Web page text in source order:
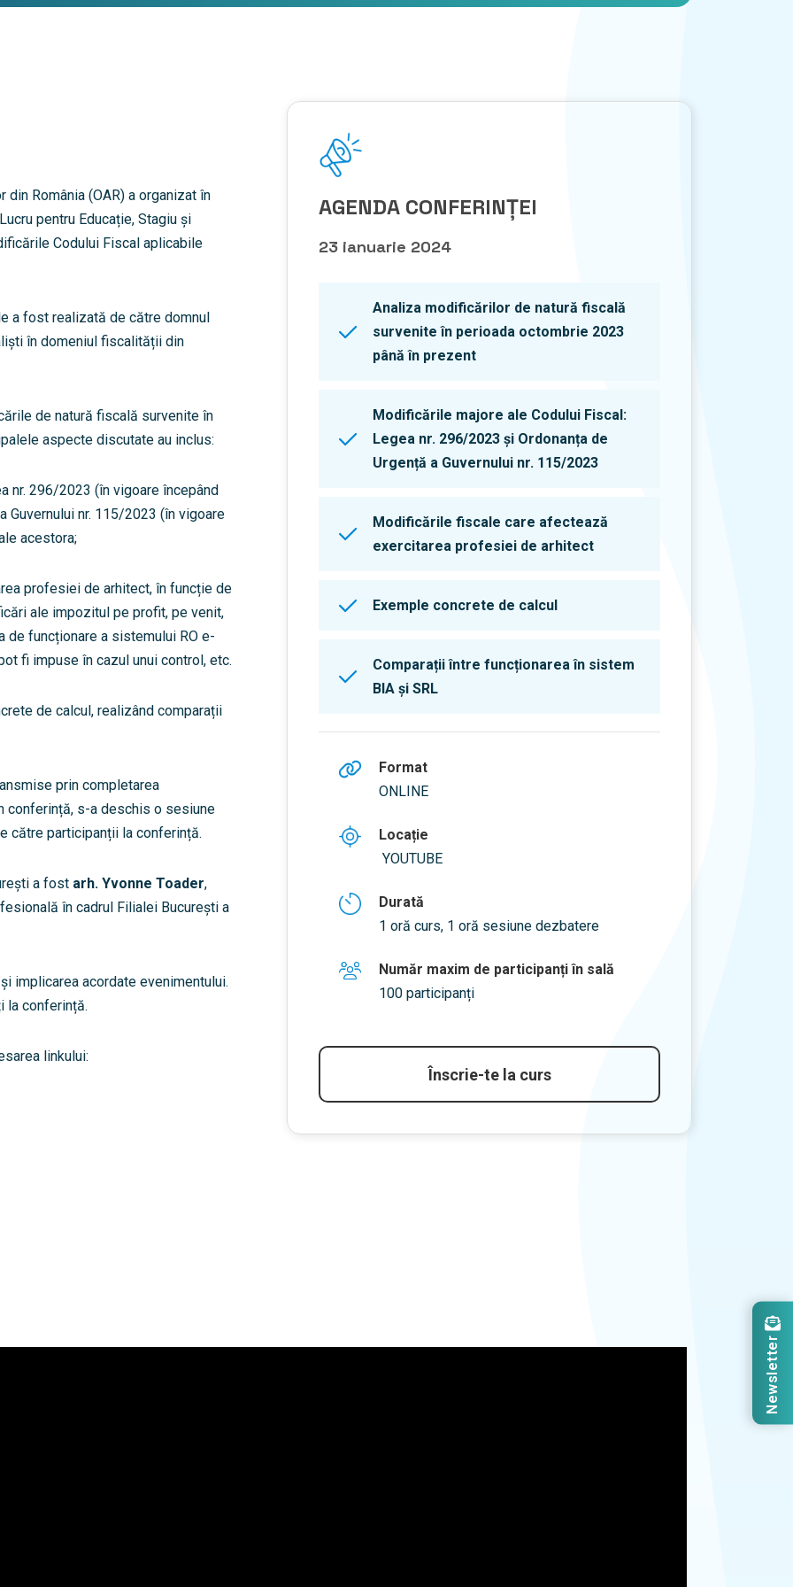
România (OAR) a organizat în
pentru Educație, Stagiu și
Codului Fiscal aplicabile
a fost realizată de către domnul
în domeniul fiscalității din
de natură fiscală survenite în
aspecte discutate au inclus:
296/2023 (în vigoare începând
Guvernului nr. 115/2023 (în vigoare
acestora;
profesiei de arhitect, în funcție de
ale impozitul pe profit, pe venit,
de funcționare a sistemului RO e-
fi impuse în cazul unui control, etc.
de calcul, realizând comparații
prin completarea
conferință, s-a deschis o sesiune
către participanții la conferință.
a fost arh. Yvonne Toader,
în cadrul Filialei București a
implicarea acordate evenimentului.
la conferință.
linkului:
AGENDA CONFERINȚEI
23 ianuarie 2024
Analiza modificărilor de natură fiscală
survenite în perioada octombrie 2023
până în prezent
Modificările majore ale Codului Fiscal:
Legea nr. 296/2023 și Ordonanța de
Urgență a Guvernului nr. 115/2023
Modificările fiscale care afectează
exercitarea profesiei de arhitect
Exemple concrete de calcul
Comparații între funcționarea în sistem
BIA și SRL
Format
ONLINE
Locație
YOUTUBE
Durată
1 oră curs, 1 oră sesiune dezbatere
Număr maxim de participanți în sală
100 participanți
Înscrie-te la curs
Newsletter